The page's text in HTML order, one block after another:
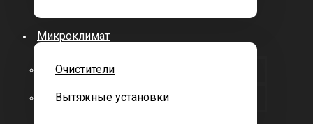
Микроклимат
Очистители
Вытяжные установки